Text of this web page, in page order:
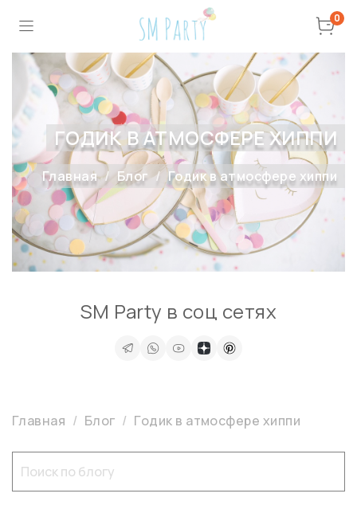
0
ГОДИК В АТМОСФЕРЕ ХИППИ
Главная Блог Годик в атмосфере хиппи
Главная Блог Годик в атмосфере хиппи
SM Party в соц сетях